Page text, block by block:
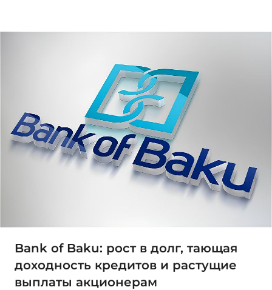
Bank of Baku: рост в долг, тающая
доходность кредитов и растущие
выплаты акционерам